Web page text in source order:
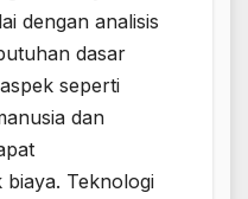
dengan analisis
dasar
seperti
dan
biaya. Teknologi